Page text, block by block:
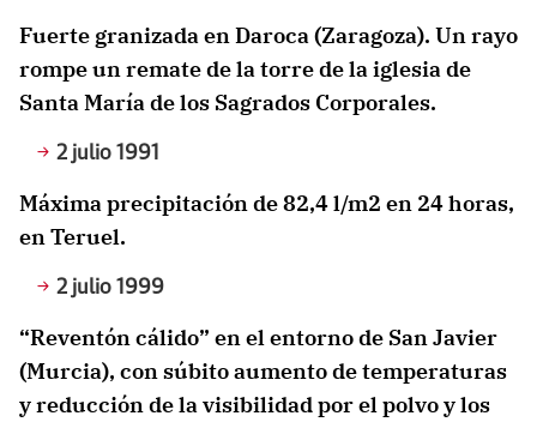
Fuerte granizada en Daroca (Zaragoza). Un rayo
rompe un remate de la torre de la iglesia de
Santa María de los Sagrados Corporales.
2 julio 1991
Máxima precipitación de 82,4 l/m2 en 24 horas,
en Teruel.
2 julio 1999
“Reventón cálido” en el entorno de San Javier
(Murcia), con súbito aumento de temperaturas
y reducción de la visibilidad por el polvo y los